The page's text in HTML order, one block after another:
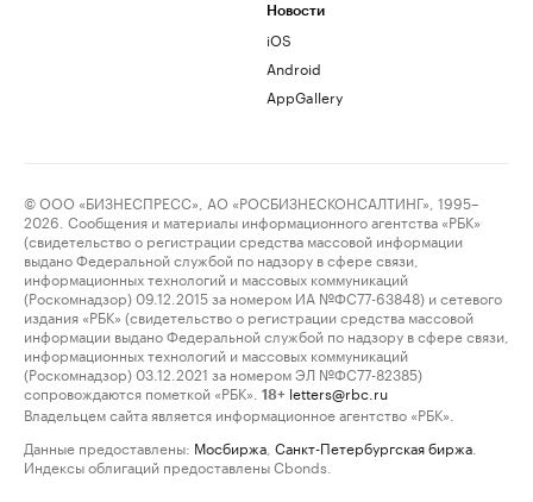
Новости
iOS
Android
AppGallery
© ООО «БИЗНЕСПРЕСС», АО «РОСБИЗНЕСКОНСАЛТИНГ», 1995–
2026. Сообщения и материалы информационного агентства «РБК»
(свидетельство о регистрации средства массовой информации
выдано Федеральной службой по надзору в сфере связи,
информационных технологий и массовых коммуникаций
(Роскомнадзор) 09.12.2015 за номером ИА №ФС77-63848) и сетевого
издания «РБК» (свидетельство о регистрации средства массовой
информации выдано Федеральной службой по надзору в сфере связи,
информационных технологий и массовых коммуникаций
(Роскомнадзор) 03.12.2021 за номером ЭЛ №ФС77-82385)
сопровождаются пометкой «РБК».
18+ letters@rbc.ru
Владельцем сайта является информационное агентство «РБК».
Данные предоставлены: Мосбиржа Санкт-Петербургская биржа
Индексы облигаций предоставлены Cbonds.